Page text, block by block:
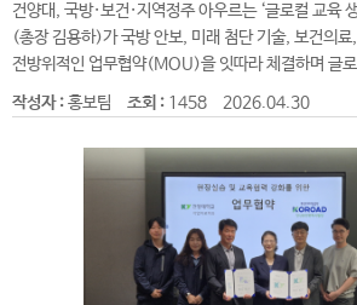
건양대, 국방·보건·지역정주 아우르는 ‘글로컬 교육
(총장 김용하)가 국방 안보, 미래 첨단 기술, 보건의료
전방위적인 업무협약(MOU)을 잇따라 체결하며 글
작성자 :홍보팀 조회 : 1458 2026.04.30